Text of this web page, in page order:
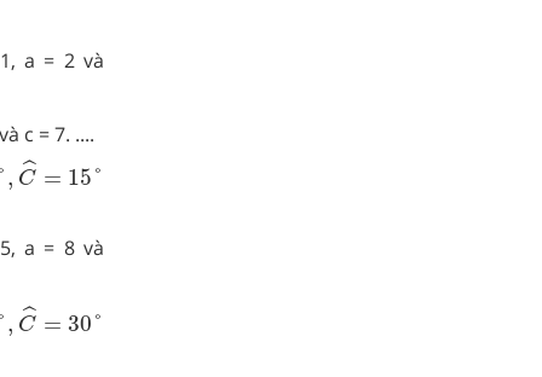
a = 2 và
c = 7. ....
, ˆ
C = 15°
^=
a = 8 và
, ˆ
C = 30°
^=